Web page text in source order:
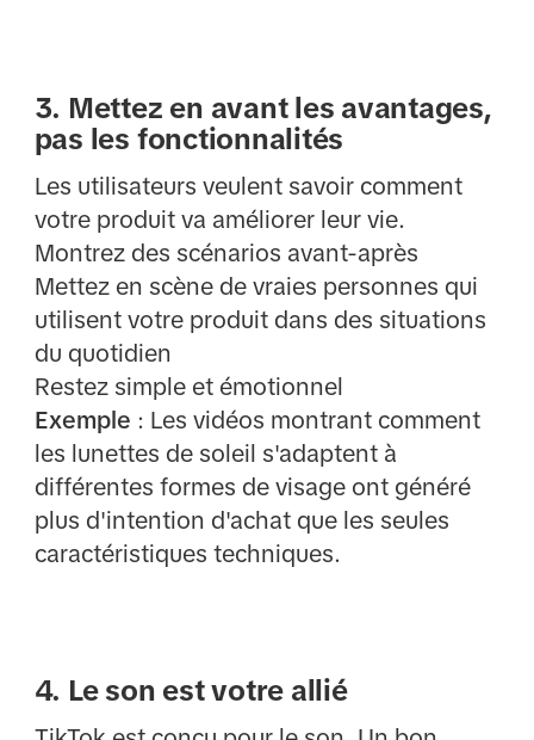
3. Mettez en avant les avantages,
pas les fonctionnalités
Les utilisateurs veulent savoir comment
votre produit va améliorer leur vie.
Montrez des scénarios avant-après
Mettez en scène de vraies personnes qui
utilisent votre produit dans des situations
du quotidien
Restez simple et émotionnel
Exemple : Les vidéos montrant comment
les lunettes de soleil s'adaptent à
différentes formes de visage ont généré
plus d'intention d'achat que les seules
caractéristiques techniques.
4. Le son est votre allié